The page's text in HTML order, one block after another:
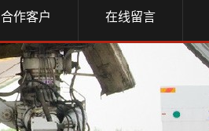
合作客户 在线留言